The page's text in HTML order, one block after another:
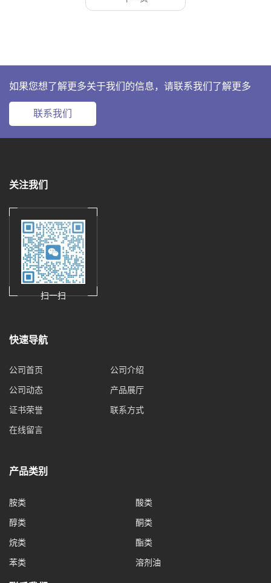
如果您想了解更多关于我们的信息，请联系我们了解更多
联系我们
关注我们
扫一扫
快速导航
公司首页 公司介绍
公司动态 产品展厅
证书荣誉 联系方式
在线留言
产品类别
胺类 酸类
醇类 酮类
烷类 酯类
苯类 溶剂油